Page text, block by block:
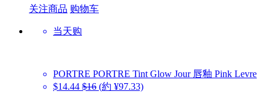
关注商品 购物车
当天购
PORTRE PORTRE Tint Glow Jour 唇釉 Pink Levre
$14.44 $16 (約 ¥97.33)